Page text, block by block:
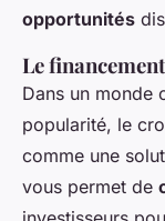
opportunités
Le
Dans un monde
popularité, le
comme une
vous permet de